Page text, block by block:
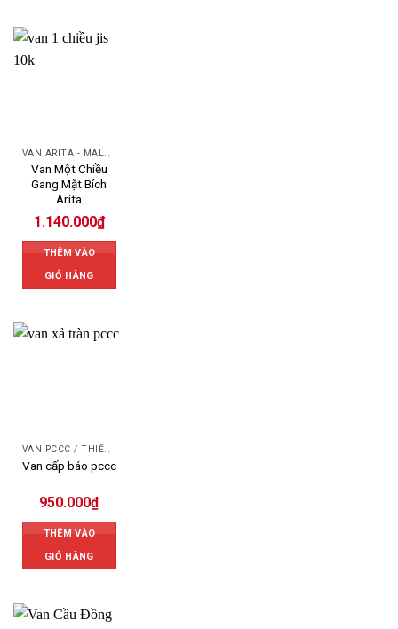
Van Một Chiều
Gang Mặt Bích
Arita
1.140.000₫
THÊM VÀO
GIỎ HÀNG
Van cấp báo pccc
950.000₫
THÊM VÀO
GIỎ HÀNG